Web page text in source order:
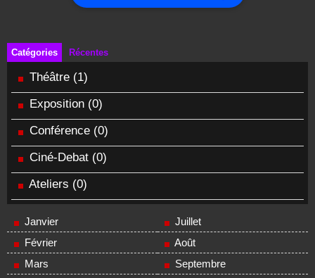
Catégories Récentes
Théâtre (1)
Exposition (0)
Conférence (0)
Ciné-Debat (0)
Ateliers (0)
Janvier
Février
Mars
Juillet
Août
Septembre